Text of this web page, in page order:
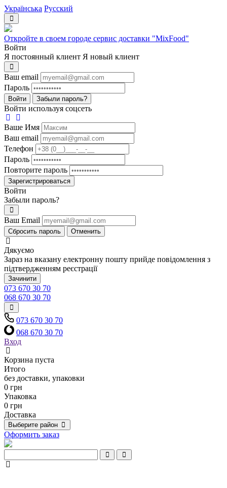
Українська Русский
Откройте в своем городе сервис доставки "MixFood"
Войти
Я постоянный клиент Я новый клиент
Ваш email
Пароль
Войти Забыли пароль?
Войти используя соцсеть
Ваше Имя
Ваш email
Телефон
Пароль
Повторите пароль
Зарегистрироваться
Войти
Забыли пароль?
Ваш Email
Сбросить пароль Отменить
Дякуємо
Зараз на вказану електронну пошту прийде повідомлення з
підтвердженням реєстрації
Зачинити
073 670 30 70
068 670 30 70
073 670 30 70
068 670 30 70
Вход
Корзина пуста
Итого
без доставки, упаковки
0 грн
Упаковка
0 грн
Доставка
Выберите район
Оформить заказ